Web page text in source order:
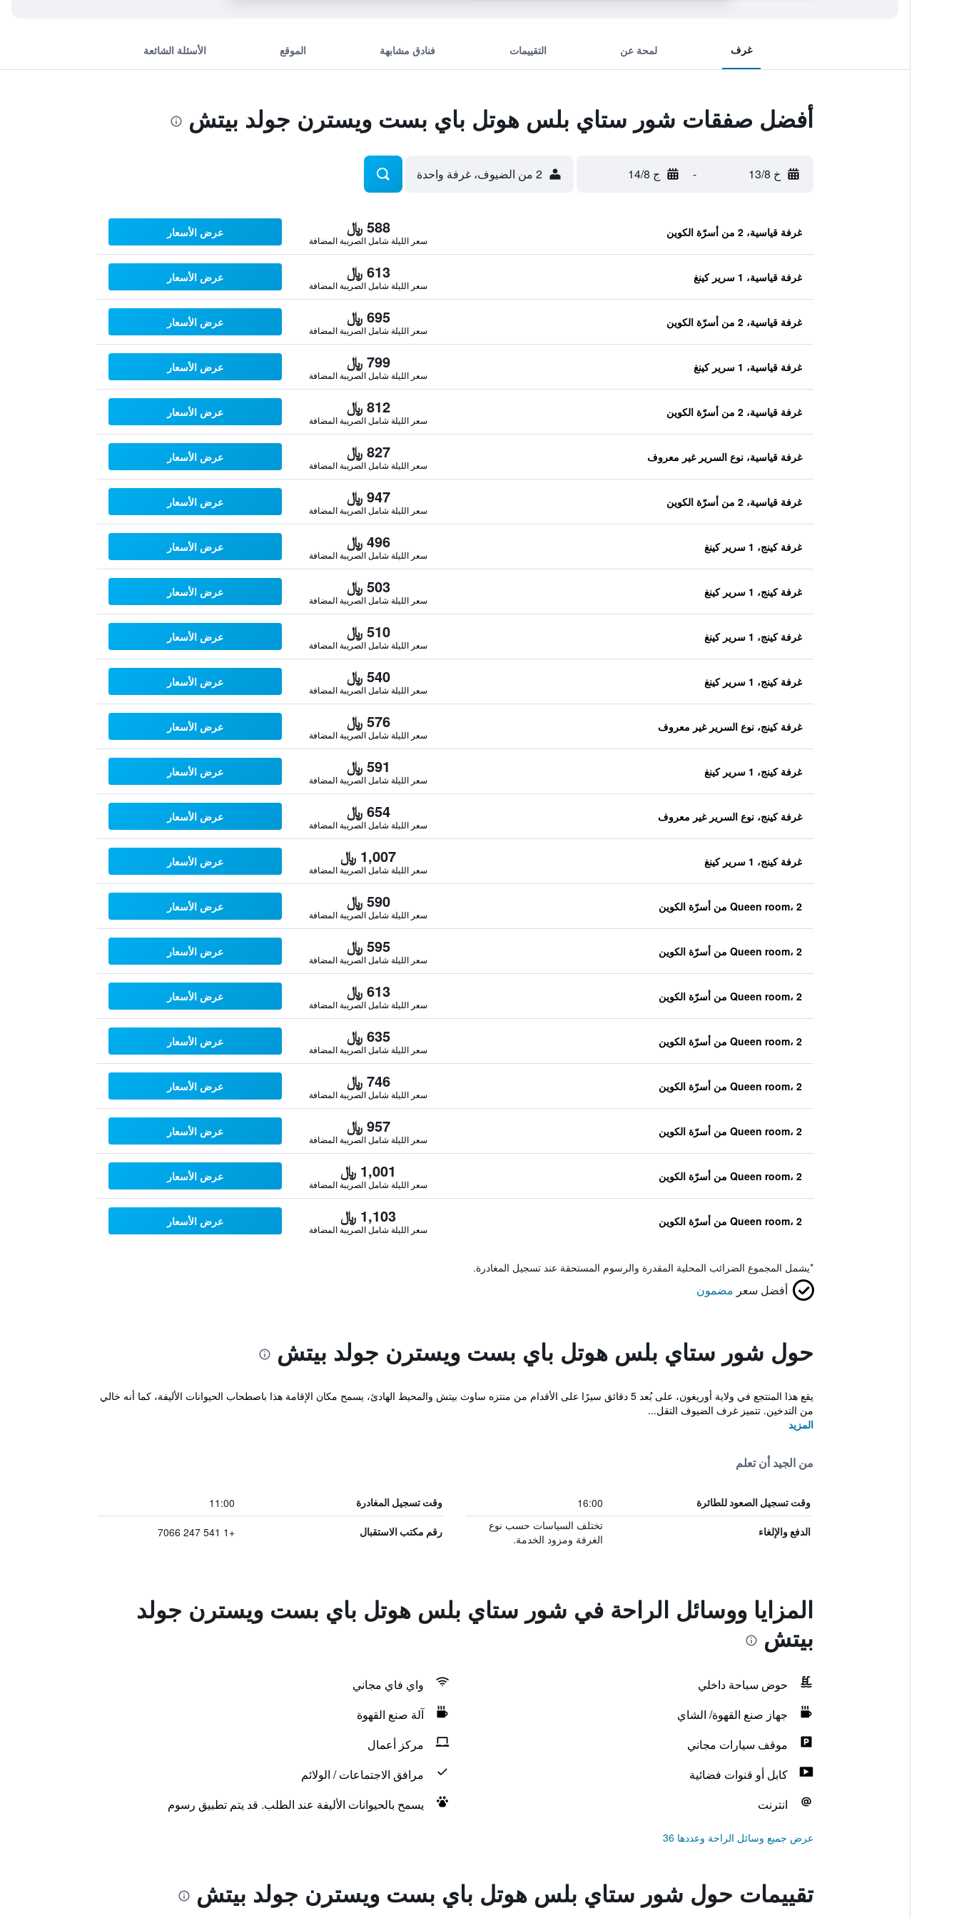
غرف لمحة عن التقييمات فنادق مشابهة الموقع الأسئلة الشائعة
أفضل صفقات شور ستاي بلس هوتل باي بست ويسترن جولد بيتش
خ 13/8 - ج 14/8 2 من الضيوف، غرفة واحدة
غرفة قياسية، 2 من أسرّة الكوين 588 ﷼
سعر الليلة شامل الصريبة المضافة
عرض الأسعار
غرفة قياسية، 1 سرير كينغ 613 ﷼
سعر الليلة شامل الصريبة المضافة
عرض الأسعار
غرفة قياسية، 2 من أسرّة الكوين 695 ﷼
سعر الليلة شامل الصريبة المضافة
عرض الأسعار
غرفة قياسية، 1 سرير كينغ 799 ﷼
سعر الليلة شامل الصريبة المضافة
عرض الأسعار
غرفة قياسية، 2 من أسرّة الكوين 812 ﷼
سعر الليلة شامل الصريبة المضافة
عرض الأسعار
غرفة قياسية، نوع السرير غير معروف 827 ﷼
سعر الليلة شامل الصريبة المضافة
عرض الأسعار
غرفة قياسية، 2 من أسرّة الكوين 947 ﷼
سعر الليلة شامل الصريبة المضافة
عرض الأسعار
غرفة كينج، 1 سرير كينغ 496 ﷼
سعر الليلة شامل الصريبة المضافة
عرض الأسعار
غرفة كينج، 1 سرير كينغ 503 ﷼
سعر الليلة شامل الصريبة المضافة
عرض الأسعار
غرفة كينج، 1 سرير كينغ 510 ﷼
سعر الليلة شامل الصريبة المضافة
عرض الأسعار
غرفة كينج، 1 سرير كينغ 540 ﷼
سعر الليلة شامل الصريبة المضافة
عرض الأسعار
غرفة كينج، نوع السرير غير معروف 576 ﷼
سعر الليلة شامل الصريبة المضافة
عرض الأسعار
غرفة كينج، 1 سرير كينغ 591 ﷼
سعر الليلة شامل الصريبة المضافة
عرض الأسعار
غرفة كينج، نوع السرير غير معروف 654 ﷼
سعر الليلة شامل الصريبة المضافة
عرض الأسعار
غرفة كينج، 1 سرير كينغ 1,007 ﷼
سعر الليلة شامل الصريبة المضافة
عرض الأسعار
Queen room، 2 من أسرّة الكوين 590 ﷼
سعر الليلة شامل الصريبة المضافة
عرض الأسعار
Queen room، 2 من أسرّة الكوين 595 ﷼
سعر الليلة شامل الصريبة المضافة
عرض الأسعار
Queen room، 2 من أسرّة الكوين 613 ﷼
سعر الليلة شامل الصريبة المضافة
عرض الأسعار
Queen room، 2 من أسرّة الكوين 635 ﷼
سعر الليلة شامل الصريبة المضافة
عرض الأسعار
Queen room، 2 من أسرّة الكوين 746 ﷼
سعر الليلة شامل الصريبة المضافة
عرض الأسعار
Queen room، 2 من أسرّة الكوين 957 ﷼
سعر الليلة شامل الصريبة المضافة
عرض الأسعار
Queen room، 2 من أسرّة الكوين 1,001 ﷼
سعر الليلة شامل الصريبة المضافة
عرض الأسعار
Queen room، 2 من أسرّة الكوين 1,103 ﷼
سعر الليلة شامل الصريبة المضافة
عرض الأسعار
*يشمل المجموع الضرائب المحلية المقدرة والرسوم المستحقة عند تسجيل المغادرة.
أفضل سعر مضمون
حول شور ستاي بلس هوتل باي بست ويسترن جولد بيتش
يقع هذا المنتجع في ولاية أوريغون، على بُعد 5 دقائق سيرًا على الأقدام من منتزه ساوث بيتش والمحيط الهادئ، يسمح مكان الإقامة هذا باصطحاب الحيوانات الأليفة، كما أنه خالي
من التدخين. تتميز غرف الضيوف التقل...
المزيد
من الجيد أن تعلم
وقت تسجيل الصعود للطائرة 16:00 وقت تسجيل المغادرة 11:00
الدفع والإلغاء
تختلف السياسات حسب نوع
الغرفة ومزود الخدمة.
رقم مكتب الاستقبال +1 541 247 7066
المزايا ووسائل الراحة في شور ستاي بلس هوتل باي بست ويسترن جولد
بيتش
حوض سباحة داخلي
واي فاي مجاني
جهاز صنع القهوة/ الشاي
آلة صنع القهوة
موقف سيارات مجاني
مركز أعمال
كابل أو قنوات فضائية
مرافق الاجتماعات / الولائم
انترنت
يسمح بالحيوانات الأليفة عند الطلب. قد يتم تطبيق رسوم
عرض جميع وسائل الراحة وعددها 36
تقييمات حول شور ستاي بلس هوتل باي بست ويسترن جولد بيتش